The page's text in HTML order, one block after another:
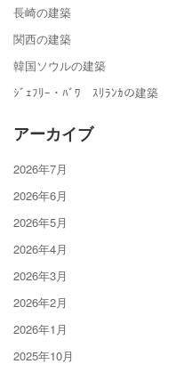
長崎の建築
関西の建築
韓国ソウルの建築
ｼﾞｪﾌﾘｰ・ﾊﾞﾜ ｽﾘﾗﾝｶの建築
アーカイブ
2026年7月
2026年6月
2026年5月
2026年4月
2026年3月
2026年2月
2026年1月
2025年10月